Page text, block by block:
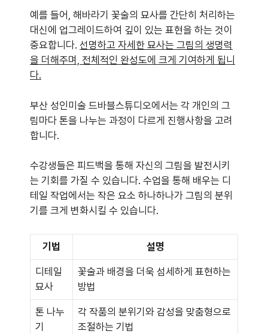
예를 들어, 해바라기 꽃술의 묘사를 간단히 처리하는
대신에 업그레이드하여 깊이 있는 표현을 하는 것이
중요합니다. 선명하고 자세한 묘사는 그림의 생명력
을 더해주며, 전체적인 완성도에 크게 기여하게 됩니
다.
부산 성인미술 드바블스튜디오에서는 각 개인의 그
림마다 톤을 나누는 과정이 다르게 진행사항을 고려
합니다.
수강생들은 피드백을 통해 자신의 그림을 발전시키
는 기회를 가질 수 있습니다. 수업을 통해 배우는 디
테일 작업에서는 작은 요소 하나하나가 그림의 분위
기를 크게 변화시킬 수 있습니다.
기법 설명
디테일
묘사
꽃술과 배경을 더욱 섬세하게 표현하는
방법
톤 나누
기
각 작품의 분위기와 감성을 맞춤형으로
조절하는 기법